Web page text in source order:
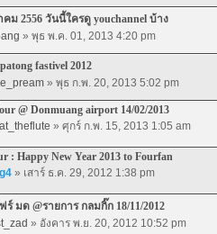
ม 2556 วันนี้ใครดู youchannel บ้าง
» พุธ พ.ค. 01, 2013 4:20 pm
fastivel 2012
» พุธ ก.พ. 20, 2013 5:02 pm
@ Donmuang airport 14/02/2013
» ศุกร์ ก.พ. 15, 2013 1:05 am
: Happy New Year 2013 to Fourfan
» เสาร์ ธ.ค. 29, 2012 1:38 pm
ร์ มด @รายการ กลมกิ๊ก 18/11/2012
» อังคาร พ.ย. 20, 2012 10:52 pm